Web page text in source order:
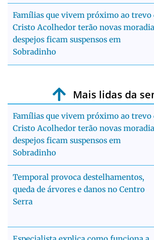
Famílias que vivem próximo ao trevo
Cristo Acolhedor terão novas
despejos ficam suspensos em
Sobradinho
Mais lidas da
Famílias que vivem próximo ao trevo
Cristo Acolhedor terão novas
despejos ficam suspensos em
Sobradinho
Temporal provoca destelhamentos,
queda de árvores e danos no Centro
Serra